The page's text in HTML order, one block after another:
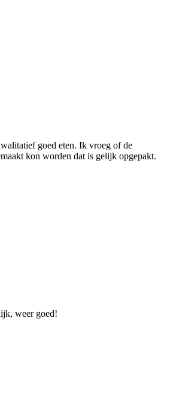
goed eten. Ik vroeg of de
kon worden dat is gelijk opgepakt.
weer goed!